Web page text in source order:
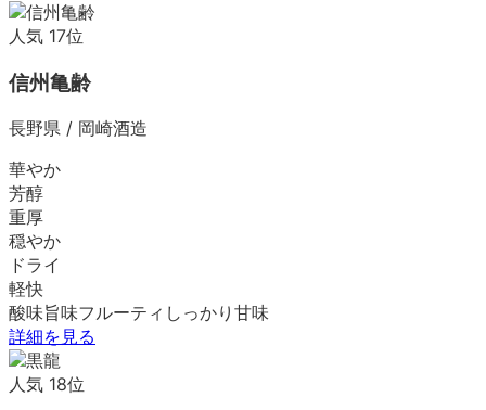
人気 17位
信州亀齢
長野県 / 岡崎酒造
華やか
芳醇
重厚
穏やか
ドライ
軽快
酸味旨味フルーティ しっかり 甘味
詳細を見る
人気 18位